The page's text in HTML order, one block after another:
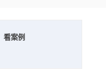
看案例